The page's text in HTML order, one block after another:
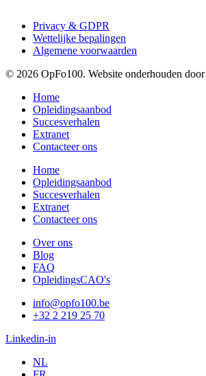
Privacy & GDPR
Wettelijke bepalingen
Algemene voorwaarden
© 2026 OpFo100. Website onderhouden door
Home
Opleidingsaanbod
Succesverhalen
Extranet
Contacteer ons
Home
Opleidingsaanbod
Succesverhalen
Extranet
Contacteer ons
Over ons
Blog
FAQ
OpleidingsCAO's
info@opfo100.be
+32 2 219 25 70
Linkedin-in
NL